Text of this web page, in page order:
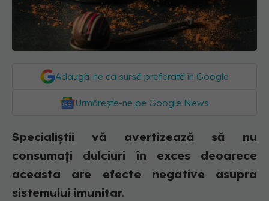
Adaugă-ne ca sursă preferată în Google
Urmărește-ne pe Google News
Specialiștii vă avertizează să nu
consumați dulciuri în exces deoarece
aceasta are efecte negative asupra
sistemului imunitar.